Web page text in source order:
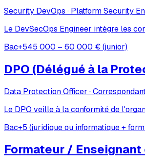
Security DevOps · Platform Security
Le DevSecOps Engineer intègre les
Bac+545 000 – 60 000 € (junior)
DPO (Délégué à la
Data Protection Officer ·
Le DPO veille à la conformité de
Bac+5 (juridique ou informatique +
Formateur /